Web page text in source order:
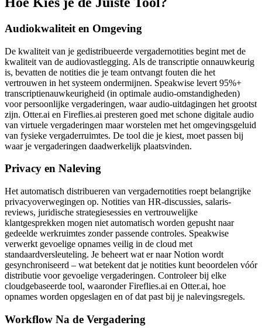
Audiokwaliteit en Omgeving
De kwaliteit van je gedistribueerde vergadernotities begint met de
kwaliteit van de audiovastlegging. Als de transcriptie onnauwkeurig
is, bevatten de notities die je team ontvangt fouten die het
vertrouwen in het systeem ondermijnen. Speakwise levert 95%+
transcriptienauwkeurigheid (in optimale audio-omstandigheden)
voor persoonlijke vergaderingen, waar audio-uitdagingen het grootst
zijn. Otter.ai en Fireflies.ai presteren goed met schone digitale audio
van virtuele vergaderingen maar worstelen met het omgevingsgeluid
van fysieke vergaderruimtes. De tool die je kiest, moet passen bij
waar je vergaderingen daadwerkelijk plaatsvinden.
Privacy en Naleving
Het automatisch distribueren van vergadernotities roept belangrijke
privacyoverwegingen op. Notities van HR-discussies, salaris-
reviews, juridische strategiesessies en vertrouwelijke
klantgesprekken mogen niet automatisch worden gepusht naar
gedeelde werkruimtes zonder passende controles. Speakwise
verwerkt gevoelige opnames veilig in de cloud met
standaardversleuteling. Je beheert wat er naar Notion wordt
gesynchroniseerd – wat betekent dat je notities kunt beoordelen vóór
distributie voor gevoelige vergaderingen. Controleer bij elke
cloudgebaseerde tool, waaronder Fireflies.ai en Otter.ai, hoe
opnames worden opgeslagen en of dat past bij je nalevingsregels.
Workflow Na de Vergadering